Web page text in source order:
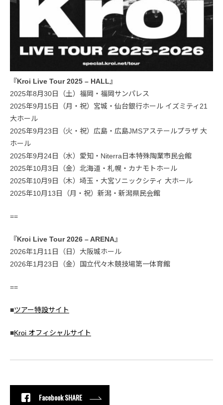
『Kroi Live Tour 2025 – HALL』
2025年8月30日（土）福岡・福岡サンパレス
2025年9月15日（月・祝）宮城・仙台銀行ホール イズミティ21
大ホール
2025年9月23日（火・祝）広島・広島JMSアステールプラザ 大
ホール
2025年9月24日（水）愛知・Niterra日本特殊陶業市民会館
2025年10月3日（金）北海道・札幌・カナモトホール
2025年10月9日（木）埼玉・大宮ソニックシティ 大ホール
2025年10月13日（月・祝）新潟・新潟県民会館
==
『Kroi Live Tour 2026 – ARENA』
2026年1月11日（日）大阪城ホール
2026年1月23日（金）国立代々木競技場第一体育館
==
■ツアー特設サイト
■Kroi オフィシャルサイト
Facebook SHARE